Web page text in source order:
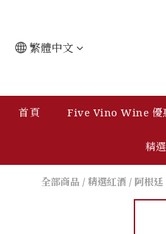
繁體中文
首頁 Five Vino Wine 優
精
全部商品 / 精選紅酒 / 阿根廷